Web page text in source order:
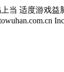
当 适度游戏